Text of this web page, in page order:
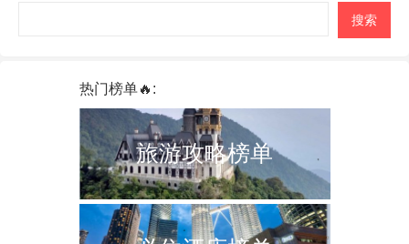
搜索
热门榜单🔥:
旅游攻略榜单